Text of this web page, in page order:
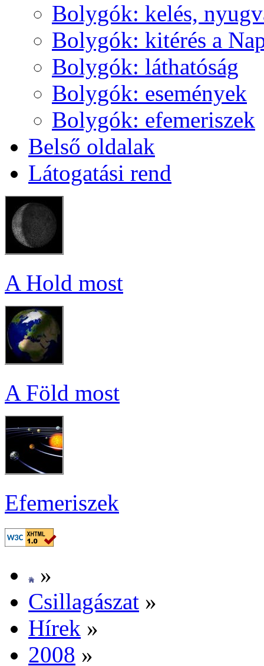
Boly­gók: ke­lés,
Boly­gók: ki­té­rés a
Boly­gók: lát­ha­tó­ság
Boly­gók: ese­mé­nyek
Boly­gók: efe­me­ri­szek
Bel­ső ol­da­lak
Lá­to­ga­tá­si rend
A Hold most
A Föld most
Efe­me­ri­szek
»
Csil­la­gá­szat »
Hí­rek »
2008 »